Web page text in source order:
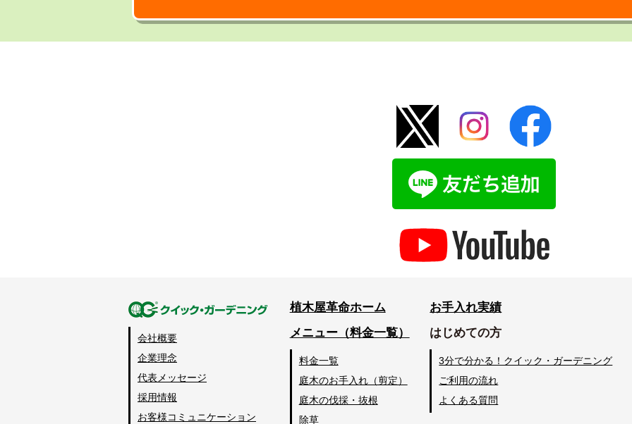
会社概要
企業理念
代表メッセージ
採用情報
お客様コミュニケーション
植木屋革命ホーム
メニュー（料金一覧）
料金一覧
庭木のお手入れ（剪定）
庭木の伐採・抜根
除草
お手入れ実績
はじめての方
3分で分かる！クイック・ガーデニング
ご利用の流れ
よくある質問